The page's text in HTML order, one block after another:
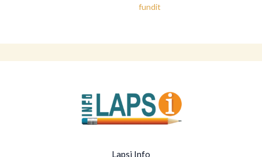
fundit
Lapsi Info